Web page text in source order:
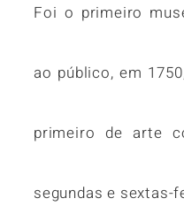
Foi o primeiro
ao público, em
primeiro de arte
segundas e sextas-